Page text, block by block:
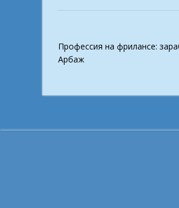
navigation
Профессия на фрилансе:
Арбаж